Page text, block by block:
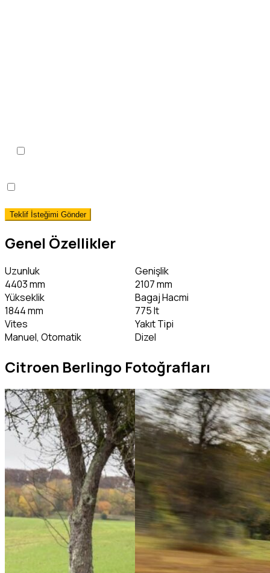
Genel Özellikler
Uzunluk
4403 mm
Genişlik
2107 mm
Yükseklik
1844 mm
Bagaj Hacmi
775 lt
Vites
Manuel, Otomatik
Yakıt Tipi
Dizel
Citroen Berlingo Fotoğrafları